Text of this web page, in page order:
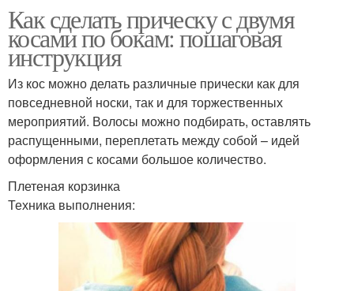
Как сделать прическу с двумя
косами по бокам: пошаговая
инструкция
Из кос можно делать различные прически как для
повседневной носки, так и для торжественных
мероприятий. Волосы можно подбирать, оставлять
распущенными, переплетать между собой – идей
оформления с косами большое количество.
Плетеная корзинка
Техника выполнения: